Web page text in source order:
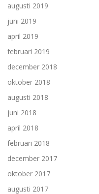
augusti 2019
juni 2019
april 2019
februari 2019
december 2018
oktober 2018
augusti 2018
juni 2018
april 2018
februari 2018
december 2017
oktober 2017
augusti 2017